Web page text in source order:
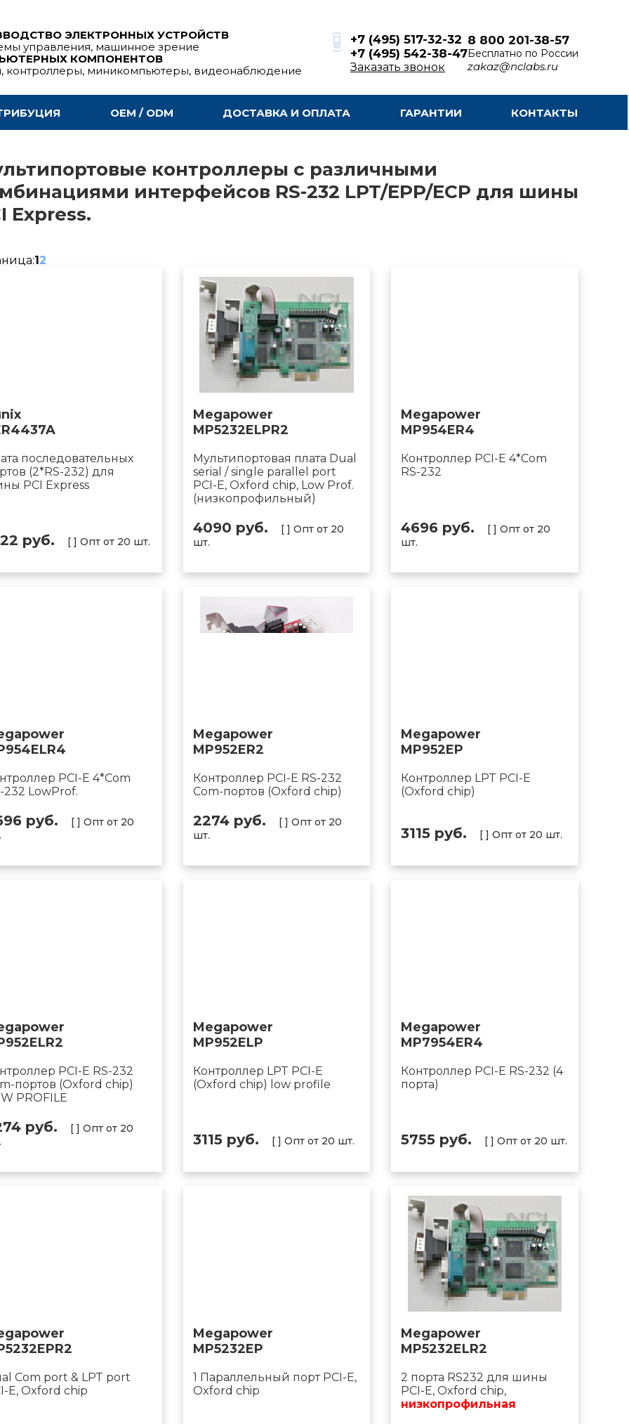
ЭЛЕКТРОННЫХ УСТРОЙСТВ
управления, машинное зрение
КОМПОНЕНТОВ
контроллеры, миникомпьютеры, видеонаблюдение
+7 (495) 517-32-32
+7 (495) 542-38-47
Заказать звонок
8 800 201-38-57
Бесплатно по России
zakaz@nclabs.ru
OEM / ODM ДОСТАВКА И ОПЛАТА ГАРАНТИИ КОНТАКТЫ
контроллеры с различными
интерфейсов RS-232 LPT/EPP/ECP для шины
Express.
12
последовательных
(2*RS-232) для
PCI Express
руб. [ ] Опт от 20 шт.
Megapower
MP5232ELPR2
Мультипортовая плата Dual
serial / single parallel port
PCI-E, Oxford chip, Low Prof.
(низкопрофильный)
4090 руб.
[ ] Опт от 20
шт.
Megapower
MP954ER4
Контроллер PCI-E 4*Com
RS-232
4696 руб.
[ ] Опт от 20
шт.
PCI-E 4*Com
232 LowProf.
руб.
[ ] Опт от 20
Megapower
MP952ER2
Контроллер PCI-E RS-232
Com-портов (Oxford chip)
2274 руб.
[ ] Опт от 20
шт.
Megapower
MP952EP
Контроллер LPT PCI-E
(Oxford chip)
3115 руб. [ ] Опт от 20 шт.
PCI-E RS-232
портов (Oxford chip)
PROFILE
руб.
[ ] Опт от 20
Megapower
MP952ELP
Контроллер LPT PCI-E
(Oxford chip) low profile
3115 руб. [ ] Опт от 20 шт.
Megapower
MP7954ER4
Контроллер PCI-E RS-232 (4
порта)
5755 руб. [ ] Опт от 20 шт.
Com port & LPT port
E, Oxford chip
Megapower
MP5232EP
1 Параллельный порт PCI-E,
Oxford chip
Megapower
MP5232ELR2
2 порта RS232 для шины
PCI-E, Oxford chip,
низкопрофильная